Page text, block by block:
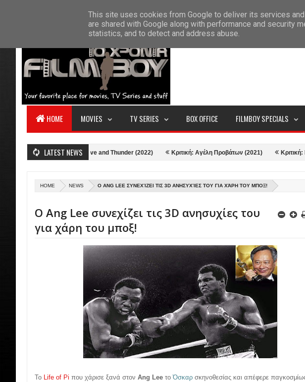
HOME ABOUT US CONTACT SITEMAP
HOME MOVIES TV SERIES BOX OFFICE FILMBOY SPECIALS
LATEST NEWS
Κριτική: Thor: Love and Thunder (2022) Κριτική: Αγέλη Προβάτων (2021) Κριτική: Η
HOME NEWS Ο ANG LEE ΣΥΝΕΧΊΖΕΙ ΤΙΣ 3D ΑΝΗΣΥΧΊΕΣ ΤΟΥ ΓΙΑ ΧΆΡΗ ΤΟΥ ΜΠΟΞ!
Ο Ang Lee συνεχίζει τις 3D ανησυχίες του
για χάρη του μποξ!
Το Life of Pi που χάρισε ξανά στον Ang Lee τοΌσκαρ σκηνοθεσίας και απέφερε
This site uses cookies from Google to deliver its services
are shared with Google along with performance and security
statistics, and to detect and address abuse.